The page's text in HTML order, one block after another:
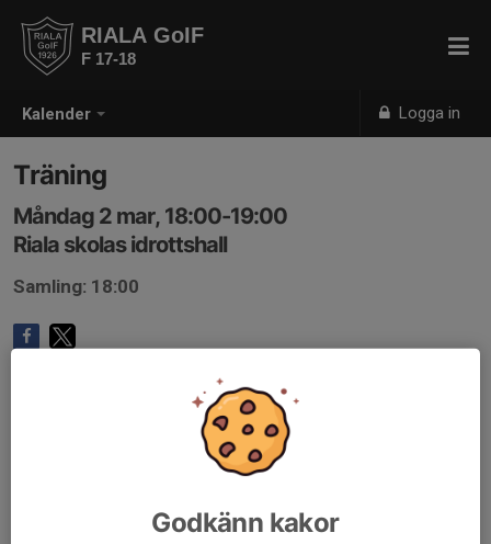
Kalender Logga in
RIALA GoIF
F 17-18
Träning
Måndag 2 mar, 18:00-19:00
Riala skolas idrottshall
Samling: 18:00
Godkänn kakor